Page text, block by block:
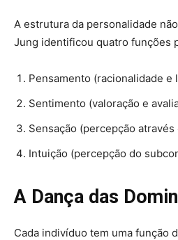
A estrutura da personalidade
Jung identificou quatro funções
Pensamento (racionalidade e
Sentimento (valoração e
Sensação (percepção
Intuição (percepção do
A Dança das
Cada indivíduo tem uma função